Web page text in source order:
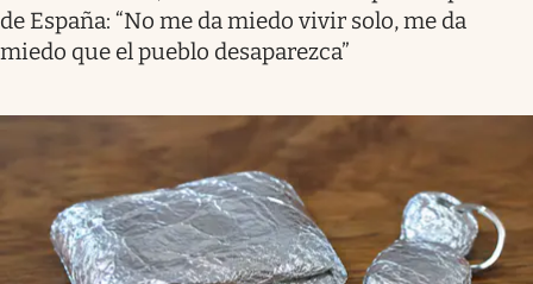
de España: “No me da miedo vivir solo, me da
miedo que el pueblo desaparezca”